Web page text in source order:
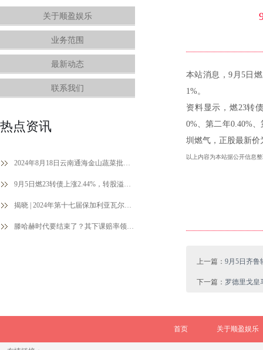
关于顺盈娱乐
业务范围
最新动态
联系我们
热点资讯
2024年8月18日云南通海金山蔬菜批发市场价格行情
9月5日燃23转债上涨2.44%，转股溢价率36.11%
揭晓 | 2024年第十七届保加利亚瓦尔纳国际摄影展获奖作品公布（中）
滕哈赫时代要结束了？其下课赔率领跑全英超
本站消息，9月5日
1%。
资料显示，燃23转
0%、第二年0.40%
圳燃气，正股最新价
以上内容为本站据公开信息
上一篇： 9月5日齐鲁
下一篇： 罗德里戈皇
首页 关于顺盈娱乐